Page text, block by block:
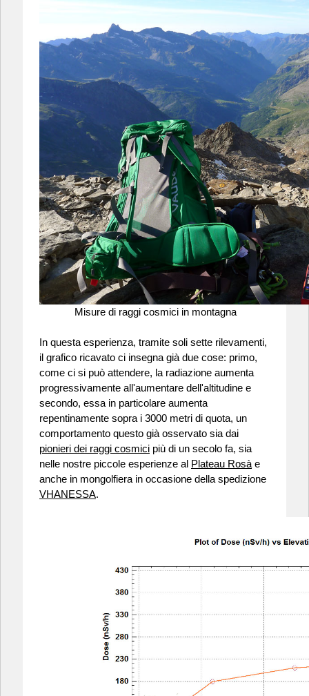
Misure di raggi cosmici in montagna
In questa esperienza, tramite soli sette rilevamenti,
il grafico ricavato ci insegna già due cose: primo,
come ci si può attendere, la radiazione aumenta
progressivamente all'aumentare dell'altitudine e
secondo, essa in particolare aumenta
repentinamente sopra i 3000 metri di quota, un
comportamento questo già osservato sia dai
pionieri dei raggi cosmici più di un secolo fa, sia
nelle nostre piccole esperienze al Plateau Rosà e
anche in mongolfiera in occasione della spedizione
VHANESSA.